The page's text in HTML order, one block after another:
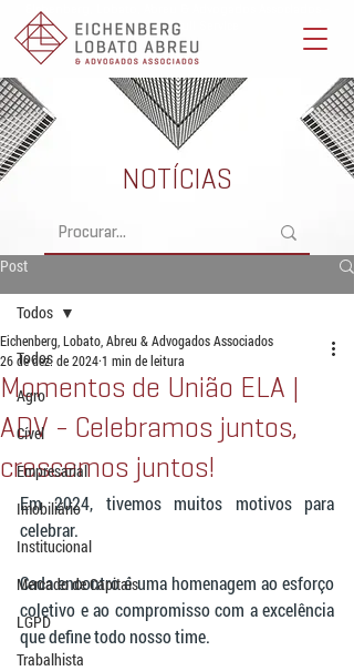
Eichenberg, Lobato, Abreu & Advogados Associados -
Advocacia Full Service
Post
Todos
Agro
Cível
Empresarial
Imobiliário
Institucional
Mercado de Capitais
LGPD
Trabalhista
Todos
Momentos de União ELA |
ADV - Celebramos juntos,
crescemos juntos!
Eichenberg, Lobato, Abreu & Advogados Associados
26 de dez. de 20241 min de leitura
Em 2024, tivemos muitos motivos para
celebrar.
Cada encontro é uma homenagem ao esforço
coletivo e ao compromisso com a excelência
que define todo nosso time.
NOTÍCIAS